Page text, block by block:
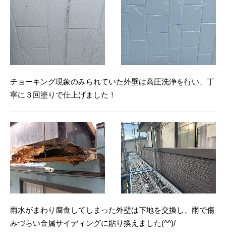
チョーキング現象のみられていた外壁は高圧洗浄を行い、丁
寧に３回塗りで仕上げました！
雨水がまわり腐食してしまった外壁は下地を交換し、雨で傷
みづらい金属サイディングに貼り換えました(^^)/